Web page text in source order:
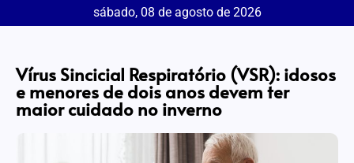
sábado, 08 de agosto de 2026
Vírus Sincicial Respiratório (VSR): idosos
e menores de dois anos devem ter
maior cuidado no inverno